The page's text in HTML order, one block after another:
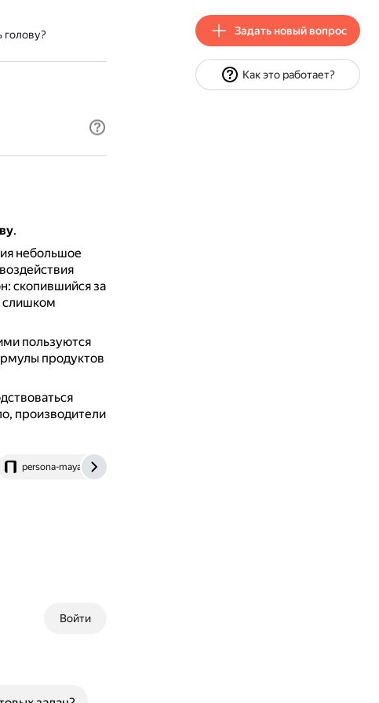
голову?
.
небольшое
скопившийся за
слишком
пользуются
продуктов
производители
persona-mayakovskaya.ru
Войти
Задать новый вопрос
Как это работает?